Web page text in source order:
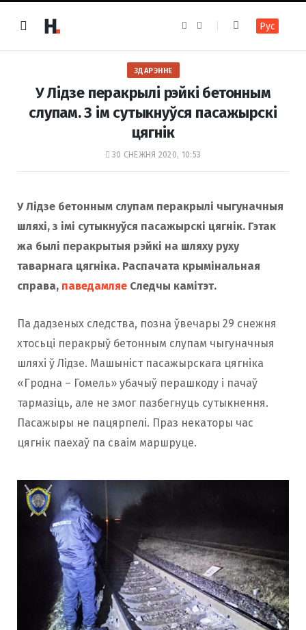
e
k
t
a
m
Рус
ЗДАРЭННЕ
У Лідзе перакрылі рэйкі бетонным
слупам. З ім сутыкнуўся пасажырскі
цягнік
30 СНЕЖНЯ 2020, 10:53
У Лідзе бетонным слупам перакрылі чыгуначныя
шляхі, з імі сутыкнуўся пасажырскі цягнік. Гэтак
жа былі перакрытыя рэйкі на шляху руху
таварнага цягніка. Распачата крымінальная
справа, паведамляе Следчы камітэт.
Па дадзеных следства, позна ўвечары 29 снежня
хтосьці перакрыў бетонным слупам чыгуначныя
шляхі ў Лідзе. Машыніст пасажырскага цягніка
«Гродна – Гомель» убачыў перашкоду і пачаў
тармазіць, але не змог пазбегнуць сутыкнення.
Пасажыры не пацярпелі. Праз некаторы час
цягнік паехаў па сваім маршруце.